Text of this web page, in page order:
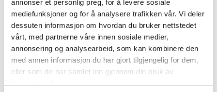
annonser et personlig preg, for å levere sosiale
mediefunksjoner og for å analysere trafikken vår. Vi deler
dessuten informasjon om hvordan du bruker nettstedet
vårt, med partnerne våre innen sosiale medier,
annonsering og analysearbeid, som kan kombinere den
med annen informasjon du har gjort tilgjengelig for dem,
eller som de har samlet inn gjennom din bruk av